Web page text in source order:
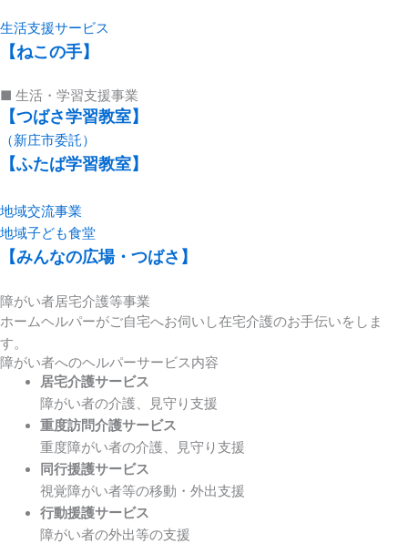
生活支援サービス
【ねこの手】
■ 生活・学習支援事業
【つばさ学習教室】
（新庄市委託）
【ふたば学習教室】
地域交流事業
地域子ども食堂
【みんなの広場・つばさ】
障がい者居宅介護等事業
ホームヘルパーがご自宅へお伺いし在宅介護のお手伝いをしま
す。
障がい者へのヘルパーサービス内容
居宅介護サービス
障がい者の介護、見守り支援
重度訪問介護サービス
重度障がい者の介護、見守り支援
同行援護サービス
視覚障がい者等の移動・外出支援
行動援護サービス
障がい者の外出等の支援